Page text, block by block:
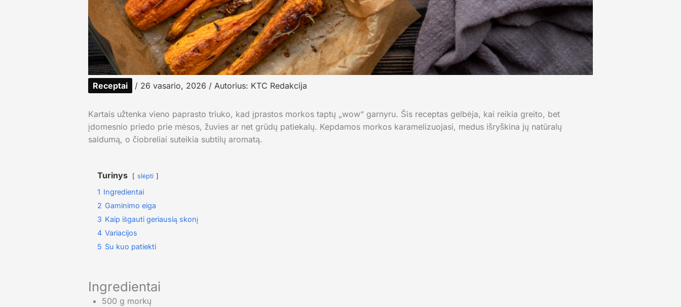
Receptai / 26 vasario, 2026 / Autorius: KTC Redakcija
Kartais užtenka vieno paprasto triuko, kad įprastos morkos taptų „wow“ garnyru. Šis receptas gelbėja, kai reikia greito, bet
įdomesnio priedo prie mėsos, žuvies ar net grūdų patiekalų. Kepdamos morkos karamelizuojasi, medus išryškina jų natūralų
saldumą, o čiobreliai suteikia subtilų aromatą.
Turinys slėpti
1 Ingredientai
2 Gaminimo eiga
3 Kaip išgauti geriausią skonį
4 Variacijos
5 Su kuo patiekti
Ingredientai
500 g morkų